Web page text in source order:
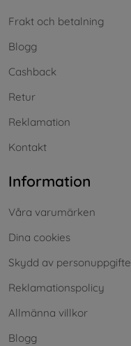
Frakt och betalning
Blogg
Cashback
Retur
Reklamation
Kontakt
Information
Våra varumärken
Dina cookies
Skydd av
Reklamationspolicy
Allmänna villkor
Blogg